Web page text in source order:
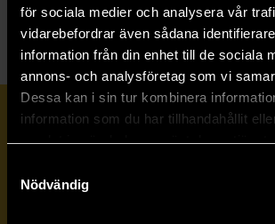
för sociala medier och analysera vår
vidarebefordrar även sådana
information från din enhet till de sociala
annons- och analysföretag som vi
Dessa kan i sin tur kombinera
information som du har tillhandahållit
samlat in när du har använt deras
Nödvändig
Prenumerera på vårt